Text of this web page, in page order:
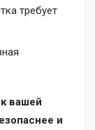
требует
вашей
и